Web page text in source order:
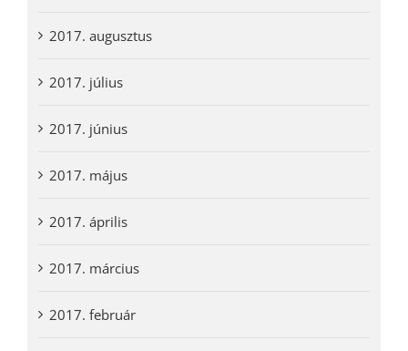
2017. augusztus
2017. július
2017. június
2017. május
2017. április
2017. március
2017. február